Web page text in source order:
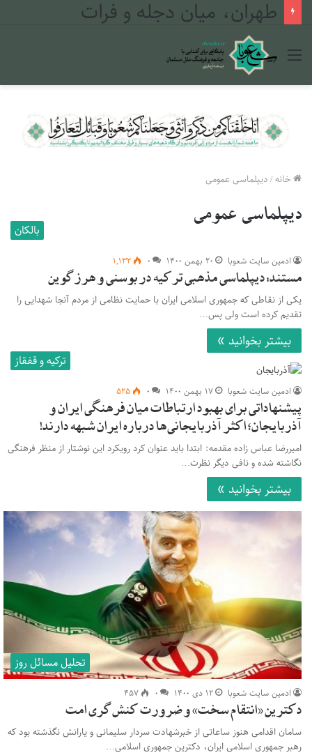
طهران، میان دجله و فرات
منو
خانه/دیپلماسی عمومی
دیپلماسی عمومی
بالکان
ادمین سایت شعوبا ۲۰ بهمن ۱۴۰۰ ۰ ۱,۱۳۲
مستند: دیپلماسی مذهبی ترکیه در بوسنی و هرزگوین
یکی از نقاطی که جمهوری اسلامی ایران با حمایت نظامی از مردم آنجا شهدایی را
تقدیم کرده است ولی پس…
بیشتر بخوانید »
ترکیه و قفقاز
ادمین سایت شعوبا ۱۷ بهمن ۱۴۰۰ ۰ ۵۲۵
پیشنهاداتی برای بهبود ارتباطات میان فرهنگی ایران و
آذربایجان؛ اکثر آذربایجانی‌ها درباره ایران شبهه دارند!
امیررضا عباس زاده مقدمه: ابتدا باید عنوان کرد رویکرد این نوشتار از منظر فرهنگی
نگاشته شده و نافی دیگر نظرت…
بیشتر بخوانید »
تحلیل مسائل روز
ادمین سایت شعوبا ۱۲ دی ۱۴۰۰ ۰ ۴۵۷
دکترین «انتقام سخت» و ضرورت کنش‌گری امت
سامان اقدامی هنوز ساعاتی از خبرشهادت سردار سلیمانی و یارانش نگذشته بود که
رهبر جمهوری اسلامی ایران، دکترین جمهوری اسلامی…